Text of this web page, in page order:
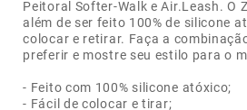
Peitoral Softer-Walk e Air.Leash. O
além de ser feito 100% de silicone
colocar e retirar. Faça a
preferir e mostre seu estilo para o
- Feito com 100% silicone atóxico;
- Fácil de colocar e tirar;